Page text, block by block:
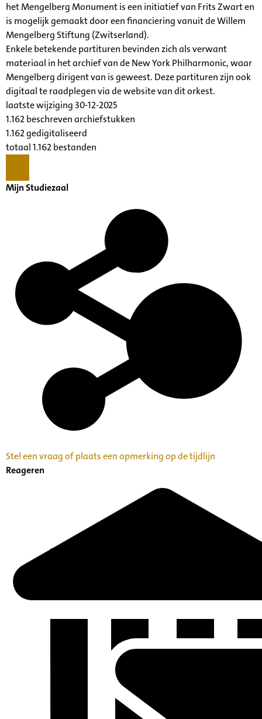
het Mengelberg Monument is een initiatief van Frits Zwart en
is mogelijk gemaakt door een financiering vanuit de Willem
Mengelberg Stiftung (Zwitserland).
Enkele betekende partituren bevinden zich als verwant
materiaal in het archief van de New York Philharmonic, waar
Mengelberg dirigent van is geweest. Deze partituren zijn ook
digitaal te raadplegen via de website van dit orkest.
laatste wijziging 30-12-2025
1.162 beschreven archiefstukken
1.162 gedigitaliseerd
totaal 1.162 bestanden
Mijn Studiezaal
Stel een vraag of plaats een opmerking op de tijdlijn
Reageren